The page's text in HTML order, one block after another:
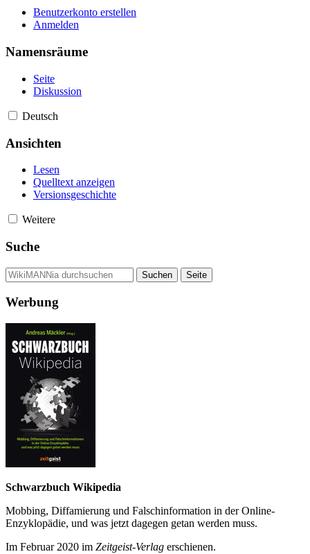
Benutzerkonto erstellen
Anmelden
Namensräume
Seite
Diskussion
Deutsch
Ansichten
Lesen
Quelltext anzeigen
Versionsgeschichte
Weitere
Suche
Werbung
Schwarzbuch Wikipedia
Mobbing, Diffamierung und Falsch­information in der Online-
Enzyklo­pädie, und was jetzt da­gegen getan werden muss.
Im Februar 2020 im Zeit­geist-Verlag erschienen.